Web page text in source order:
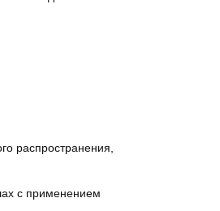
распространения,
с применением